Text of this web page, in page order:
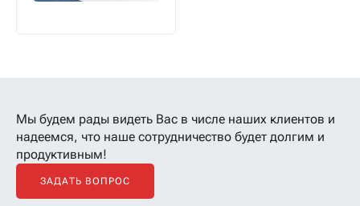
Мы будем рады видеть Вас в числе наших клиентов и
надеемся, что наше сотрудничество будет долгим и
продуктивным!
ЗАДАТЬ ВОПРОС